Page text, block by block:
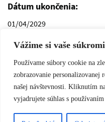
Vážime si vaše
Používame súbory cookie na
zobrazovanie personalizovanej
našej návštevnosti. Kliknutím
vyjadrujete súhlas s
Dátum ukončenia:
01/04/2029
Support links
Podmienky používania
© 2026